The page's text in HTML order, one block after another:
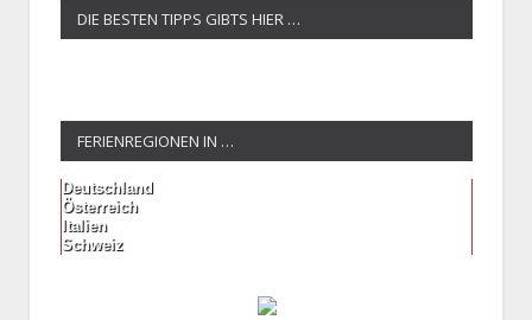
DIE BESTEN TIPPS GIBTS HIER …
FERIENREGIONEN IN …
Deutschland
Österreich
Italien
Schweiz